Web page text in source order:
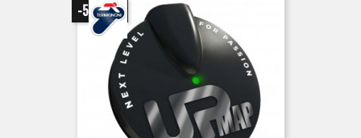
-50,00 €